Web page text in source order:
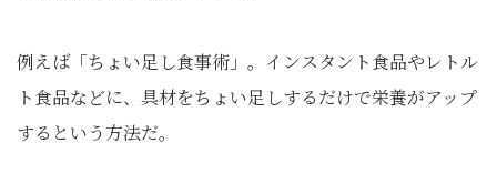
例えば「ちょい足し食事術」。インスタント食品やレトル
ト食品などに、具材をちょい足しするだけで栄養がアップ
するという方法だ。